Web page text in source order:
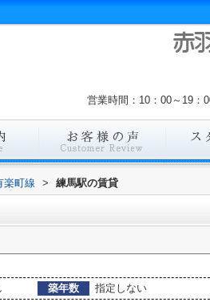
営業時間：10：00～19
楽町線 > 練馬駅の賃貸
築年数
指定しない